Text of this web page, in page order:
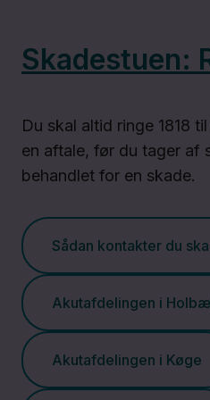
Sterilisation,
og abort
Sundhedsydelser:
Sådan er du
dækket
Skadestuen:
Du skal altid ringe 1818
en aftale, før du tager af
behandlet for en skade.
Sådan kontakter du
Akutafdelingen i
Akutafdelingen i Køge